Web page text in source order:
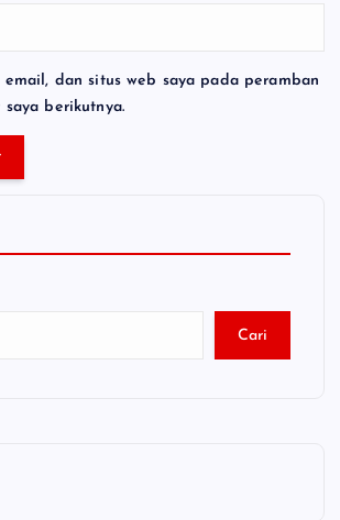
email, dan situs web saya pada peramban
berikutnya.
Cari